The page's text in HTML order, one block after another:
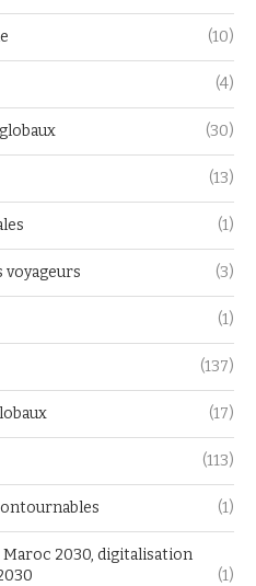
(10)
(4)
(30)
(13)
(1)
voyageurs (3)
(1)
(137)
(17)
(113)
(1)
2030, digitalisation
(1)